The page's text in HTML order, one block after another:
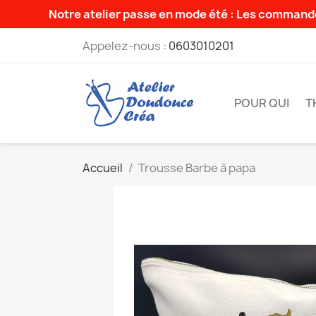
Notre atelier passe en mode été : Les
Appelez-nous : 0603010201
POUR QUI
Accueil Trousse Barbe à papa